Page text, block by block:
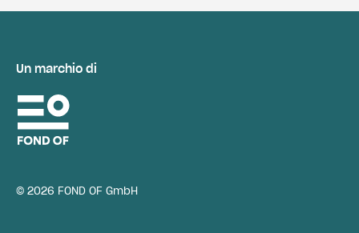
Un marchio di
© 2026 FOND OF GmbH